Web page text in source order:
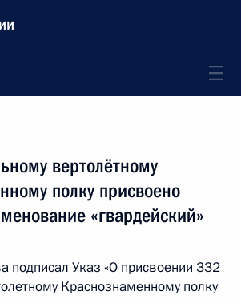
вертолётному
полку присвоено
«гвардейский»
подписал Указ «О присвоении 332
Краснознаменному полку